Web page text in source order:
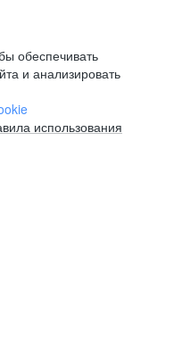
обеспечивать
и анализировать
использования